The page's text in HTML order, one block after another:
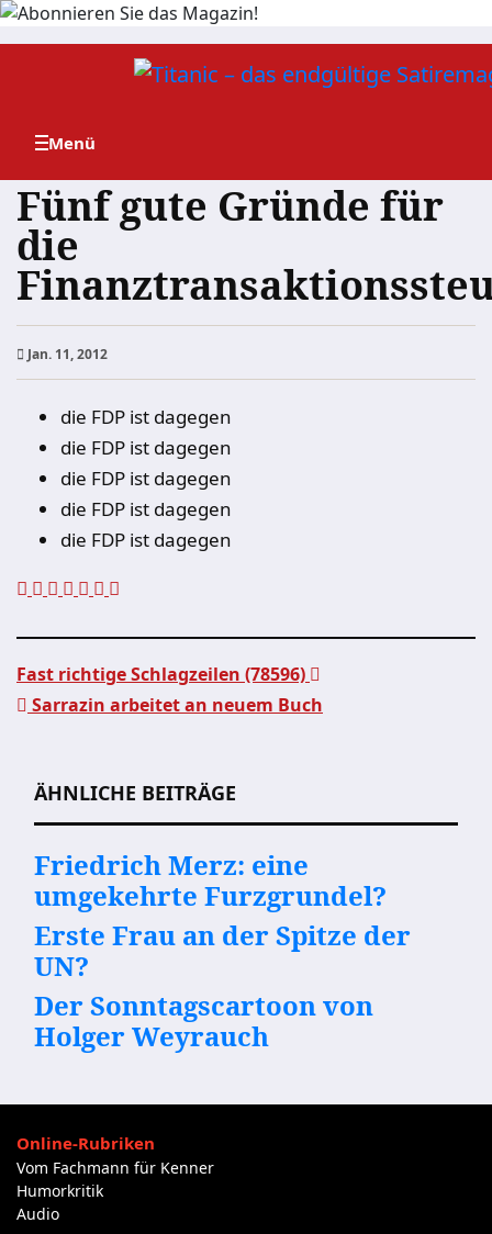
Zum
Fünf gute Gründe für
die
Jan. 11, 2012
die FDP ist dagegen
die FDP ist dagegen
die FDP ist dagegen
die FDP ist dagegen
die FDP ist dagegen
Fast richtige Schlagzeilen (78596)
Sarrazin arbeitet an neuem Buch
ÄHNLICHE BEITRÄGE
Friedrich Merz: eine
umgekehrte Furzgrundel?
Erste Frau an der Spitze der
UN?
Der Sonntagscartoon von
Holger Weyrauch
Online-Rubriken
Vom Fachmann für Kenner
Humorkritik
Audio